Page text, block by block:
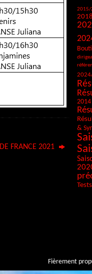
FRANCE 2021
2015/
&
Fièrement